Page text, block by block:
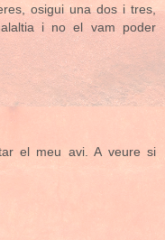
osigui una dos i tres,
i no el vam poder
el meu avi. A veure si